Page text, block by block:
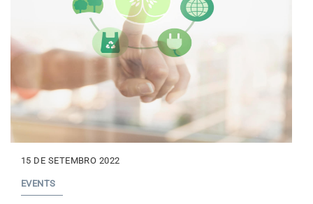
15 DE SETEMBRO 2022
EVENTS